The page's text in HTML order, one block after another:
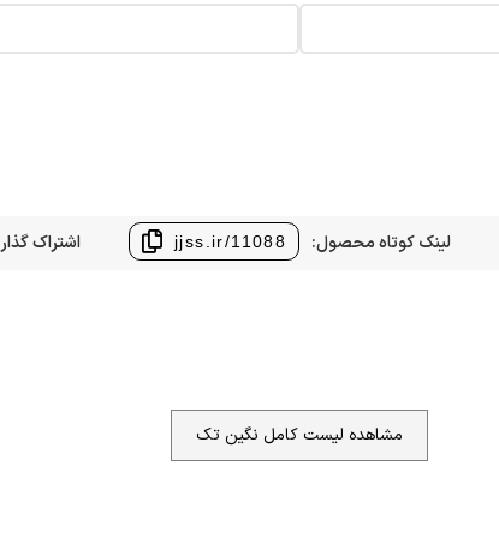
لینک کوتاه محصول: jjss.ir/11088 اشتراک
مشاهده لیست کامل نگین تک